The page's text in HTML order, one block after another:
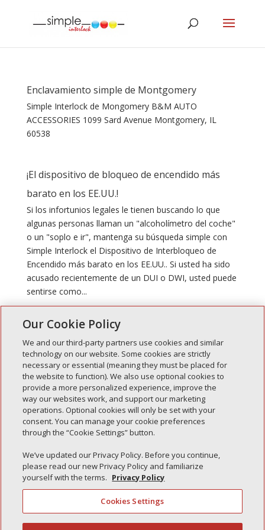
Enclavamiento simple de Montgomery
Simple Interlock de Mongomery B&M AUTO
ACCESSORIES 1099 Sard Avenue Montgomery, IL
60538
¡El dispositivo de bloqueo de encendido más
barato en los EE.UU.!
Si los infortunios legales le tienen buscando lo que
algunas personas llaman un "alcoholímetro del coche"
o un "soplo e ir", mantenga su búsqueda simple con
Simple Interlock el Dispositivo de Interbloqueo de
Encendido más barato en los EE.UU.. Si usted ha sido
acusado recientemente de un DUI o DWI, usted puede
sentirse como...
Entradas recientes
Simple Interlock de Walla Walla
Enclavamiento simple de Morton
Simple Interlock de Carol Stream
Simple Interlock de Waukegan
Simple Interlock de Texarkana
Política de privacidad
Our Cookie Policy
We and our third-party partners use cookies and similar
technology on our website. Some cookies are strictly
necessary or essential (meaning they must be placed for
the website to function). We also use optional cookies to
provide a more personalized experience, improve the
way our websites work, and support our marketing
operations. Optional cookies will only be set with your
consent. You can manage your cookie preferences
through the “Cookie Settings” button.
We’ve updated our Privacy Policy. Before you continue,
please read our new Privacy Policy and familiarize
yourself with the terms. Privacy Policy
Cookies Settings